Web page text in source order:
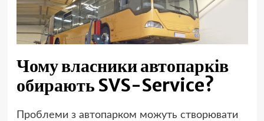
Чому власники автопарків
обирають SVS-Service?
Проблеми з автопарком можуть створювати